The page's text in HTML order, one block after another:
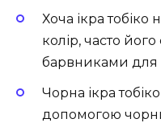
Хоча ікра тобіко
колір, часто
барвниками для
Чорна ікра
допомогою